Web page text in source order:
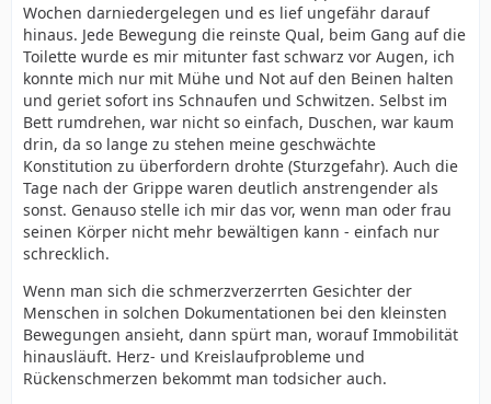
Wochen darniedergelegen und es lief ungefähr darauf
hinaus. Jede Bewegung die reinste Qual, beim Gang auf die
Toilette wurde es mir mitunter fast schwarz vor Augen, ich
konnte mich nur mit Mühe und Not auf den Beinen halten
und geriet sofort ins Schnaufen und Schwitzen. Selbst im
Bett rumdrehen, war nicht so einfach, Duschen, war kaum
drin, da so lange zu stehen meine geschwächte
Konstitution zu überfordern drohte (Sturzgefahr). Auch die
Tage nach der Grippe waren deutlich anstrengender als
sonst. Genauso stelle ich mir das vor, wenn man oder frau
seinen Körper nicht mehr bewältigen kann - einfach nur
schrecklich.
Wenn man sich die schmerzverzerrten Gesichter der
Menschen in solchen Dokumentationen bei den kleinsten
Bewegungen ansieht, dann spürt man, worauf Immobilität
hinausläuft. Herz- und Kreislaufprobleme und
Rückenschmerzen bekommt man todsicher auch.